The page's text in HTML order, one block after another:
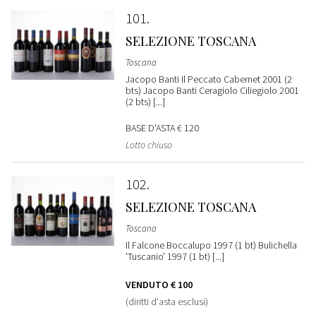
101
SELEZIONE TOSCANA
Toscana
Jacopo Banti Il Peccato Cabernet 2001 (2
bts) Jacopo Banti Ceragiolo Ciliegiolo 2001
(2 bts) [...]
BASE D'ASTA€ 120
Lotto chiuso
102
SELEZIONE TOSCANA
Toscana
Il Falcone Boccalupo 1997 (1 bt) Bulichella
'Tuscanio' 1997 (1 bt) [...]
VENDUTO € 100
(diritti d'asta esclusi)